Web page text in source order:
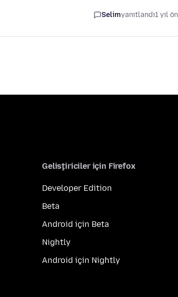
Selimyanıtlandı1 yıl
Geliştiriciler için Firefox
Developer Edition
Beta
Android için Beta
Nightly
Android için Nightly